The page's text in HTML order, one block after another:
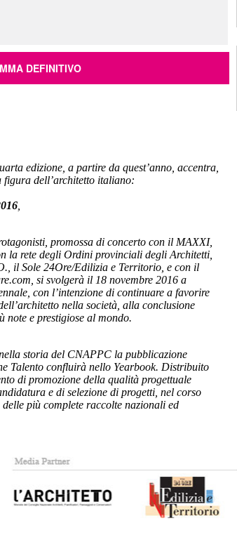
DEFINITIVO
edizione, a partire da quest’anno, accentra,
dell’architetto italiano:
,
promossa di concerto con il MAXXI,
la rete degli Ordini provinciali degli Architetti,
il Sole 24Ore/Edilizia e Territorio, e con il
si svolgerà il 18 novembre 2016 a
con l’intenzione di continuare a favorire
nella società, alla conclusione
note e prestigiose al mondo.
storia del CNAPPC la pubblicazione
Talento confluirà nello Yearbook. Distribuito
di promozione della qualità progettuale
e di selezione di progetti, nel corso
più complete raccolte nazionali ed